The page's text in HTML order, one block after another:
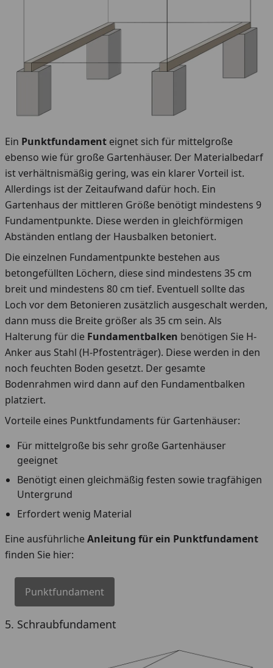
Ein Punktfundament eignet sich für mittelgroße
ebenso wie für große Gartenhäuser. Der Materialbedarf
ist verhältnismäßig gering, was ein klarer Vorteil ist.
Allerdings ist der Zeitaufwand dafür hoch. Ein
Gartenhaus der mittleren Größe benötigt mindestens 9
Fundamentpunkte. Diese werden in gleichförmigen
Abständen entlang der Hausbalken betoniert.
Die einzelnen Fundamentpunkte bestehen aus
betongefüllten Löchern, diese sind mindestens 35 cm
breit und mindestens 80 cm tief. Eventuell sollte das
Loch vor dem Betonieren zusätzlich ausgeschalt werden,
dann muss die Breite größer als 35 cm sein. Als
Halterung für die Fundamentbalken benötigen Sie H-
Anker aus Stahl (H-Pfostenträger). Diese werden in den
noch feuchten Boden gesetzt. Der gesamte
Bodenrahmen wird dann auf den Fundamentbalken
platziert.
Vorteile eines Punktfundaments für Gartenhäuser:
Für mittelgroße bis sehr große Gartenhäuser
geeignet
Benötigt einen gleichmäßig festen sowie tragfähigen
Untergrund
Erfordert wenig Material
Eine ausführlicheAnleitung für ein Punktfundament
finden Sie hier:
Punktfundament
5. Schraubfundament